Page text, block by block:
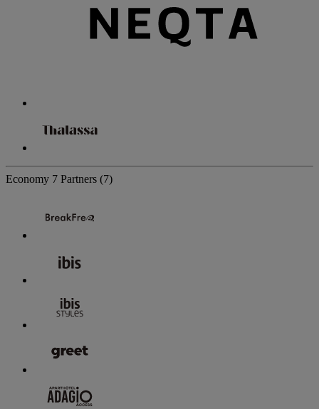
Economy 7 Partners (7)